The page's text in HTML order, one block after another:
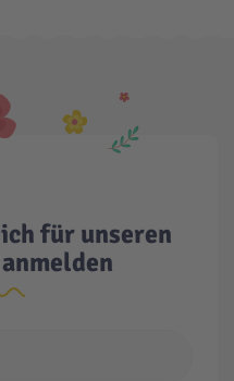
für unseren